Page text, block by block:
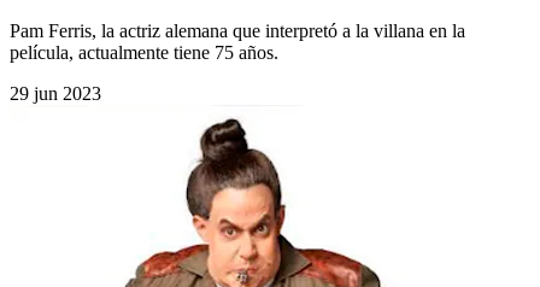
Pam Ferris, la actriz alemana que interpretó a la villana en la
película, actualmente tiene 75 años.
29 jun 2023